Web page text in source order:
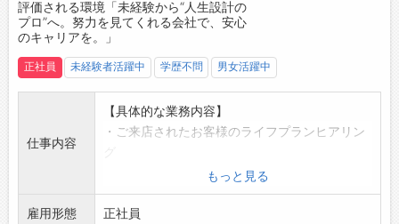
評価される環境「未経験から“人生設計の
プロ”へ。努力を見てくれる会社で、安心
のキャリアを。」
正社員 未経験者活躍中 学歴不問 男女活躍中
仕事内容
【具体的な業務内容】
・ご来店されたお客様のライフプランヒアリン
・保険の加入・見直しに関するご相談対応
・生保・損保を含む複数社商品の比較提案
・契約手続き、更新・見直し時のアフターフォ
もっと見る
雇用形態 正社員